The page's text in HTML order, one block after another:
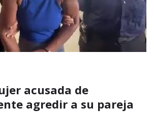
acusada de
agredir a su pareja